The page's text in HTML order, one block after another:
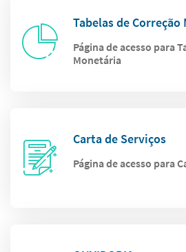
Tabelas de
Página de acesso para
Monetária
Carta de Serviços
Página de acesso para